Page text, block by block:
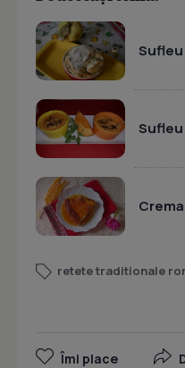
retete traditionale
Îmi place